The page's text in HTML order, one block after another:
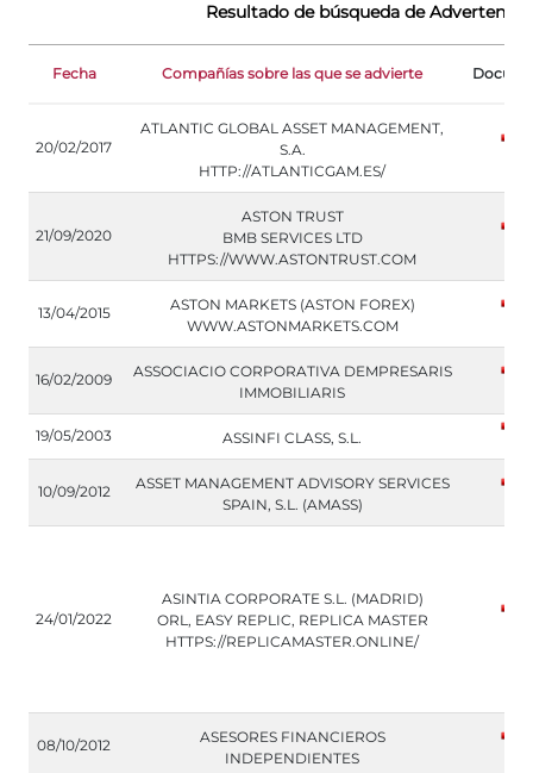
Resultado de búsqueda de
Fecha Compañías sobre las que se advierte
20/02/2017
ATLANTIC GLOBAL ASSET MANAGEMENT,
S.A.
HTTP://ATLANTICGAM.ES/
21/09/2020
ASTON TRUST
BMB SERVICES LTD
HTTPS://WWW.ASTONTRUST.COM
13/04/2015
ASTON MARKETS (ASTON FOREX)
WWW.ASTONMARKETS.COM
16/02/2009
ASSOCIACIO CORPORATIVA DEMPRESARIS
IMMOBILIARIS
19/05/2003 ASSINFI CLASS, S.L.
10/09/2012
ASSET MANAGEMENT ADVISORY SERVICES
SPAIN, S.L. (AMASS)
24/01/2022
ASINTIA CORPORATE S.L. (MADRID)
ORL, EASY REPLIC, REPLICA MASTER
HTTPS://REPLICAMASTER.ONLINE/
08/10/2012
ASESORES FINANCIEROS
INDEPENDIENTES